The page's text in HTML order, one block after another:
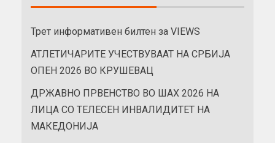
Трет информативен билтен за VIEWS
АТЛЕТИЧАРИТЕ УЧЕСТВУВААТ НА СРБИЈА
ОПЕН 2026 ВО КРУШЕВАЦ
ДРЖАВНО ПРВЕНСТВО ВО ШАХ 2026 НА
ЛИЦА СО ТЕЛЕСЕН ИНВАЛИДИТЕТ НА
МАКЕДОНИЈА